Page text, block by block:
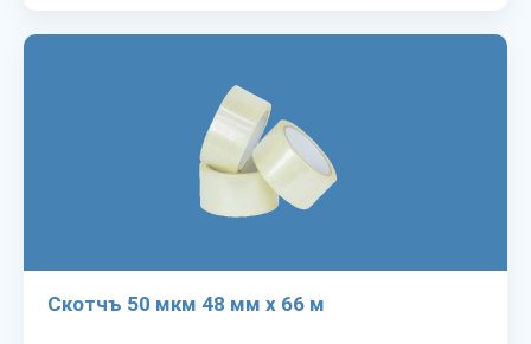
Скотчъ 50 мкм 48 мм х 66 м